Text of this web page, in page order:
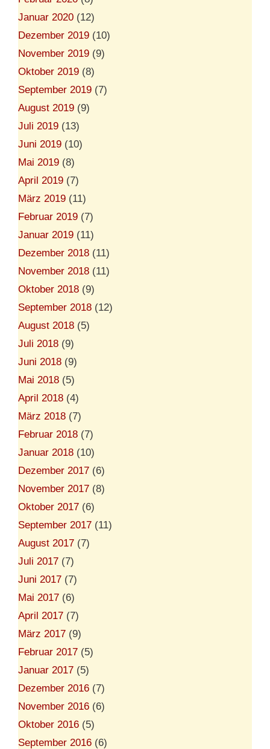
Januar 2020 (12)
Dezember 2019 (10)
November 2019 (9)
Oktober 2019 (8)
September 2019 (7)
August 2019 (9)
Juli 2019 (13)
Juni 2019 (10)
Mai 2019 (8)
April 2019 (7)
März 2019 (11)
Februar 2019 (7)
Januar 2019 (11)
Dezember 2018 (11)
November 2018 (11)
Oktober 2018 (9)
September 2018 (12)
August 2018 (5)
Juli 2018 (9)
Juni 2018 (9)
Mai 2018 (5)
April 2018 (4)
März 2018 (7)
Februar 2018 (7)
Januar 2018 (10)
Dezember 2017 (6)
November 2017 (8)
Oktober 2017 (6)
September 2017 (11)
August 2017 (7)
Juli 2017 (7)
Juni 2017 (7)
Mai 2017 (6)
April 2017 (7)
März 2017 (9)
Februar 2017 (5)
Januar 2017 (5)
Dezember 2016 (7)
November 2016 (6)
Oktober 2016 (5)
September 2016 (6)